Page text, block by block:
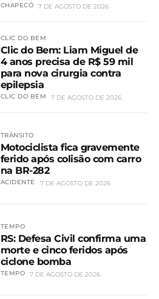
CHAPECÓ 7 DE AGOSTO DE 2026
CLIC DO BEM
Clic do Bem: Liam Miguel de
4 anos precisa de R$ 59 mil
para nova cirurgia contra
epilepsia
CLIC DO BEM 7 DE AGOSTO DE 2026
TRÂNSITO
Motociclista fica gravemente
ferido após colisão com carro
na BR-282
ACIDENTE 7 DE AGOSTO DE 2026
TEMPO
RS: Defesa Civil confirma uma
morte e cinco feridos após
ciclone bomba
TEMPO 7 DE AGOSTO DE 2026